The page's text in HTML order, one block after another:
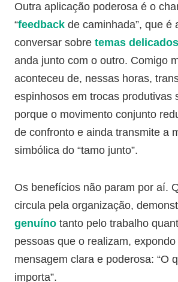
Outra aplicação poderosa é o
“feedback de caminhada”, que é
conversar sobre temas delicados
anda junto com o outro. Comigo
aconteceu de, nessas horas,
espinhosos em trocas produtivas
porque o movimento conjunto
de confronto e ainda transmite a
simbólica do “tamo junto”.
Os benefícios não param por aí.
circula pela organização,
genuíno tanto pelo trabalho
pessoas que o realizam,
mensagem clara e poderosa: “O
importa”.